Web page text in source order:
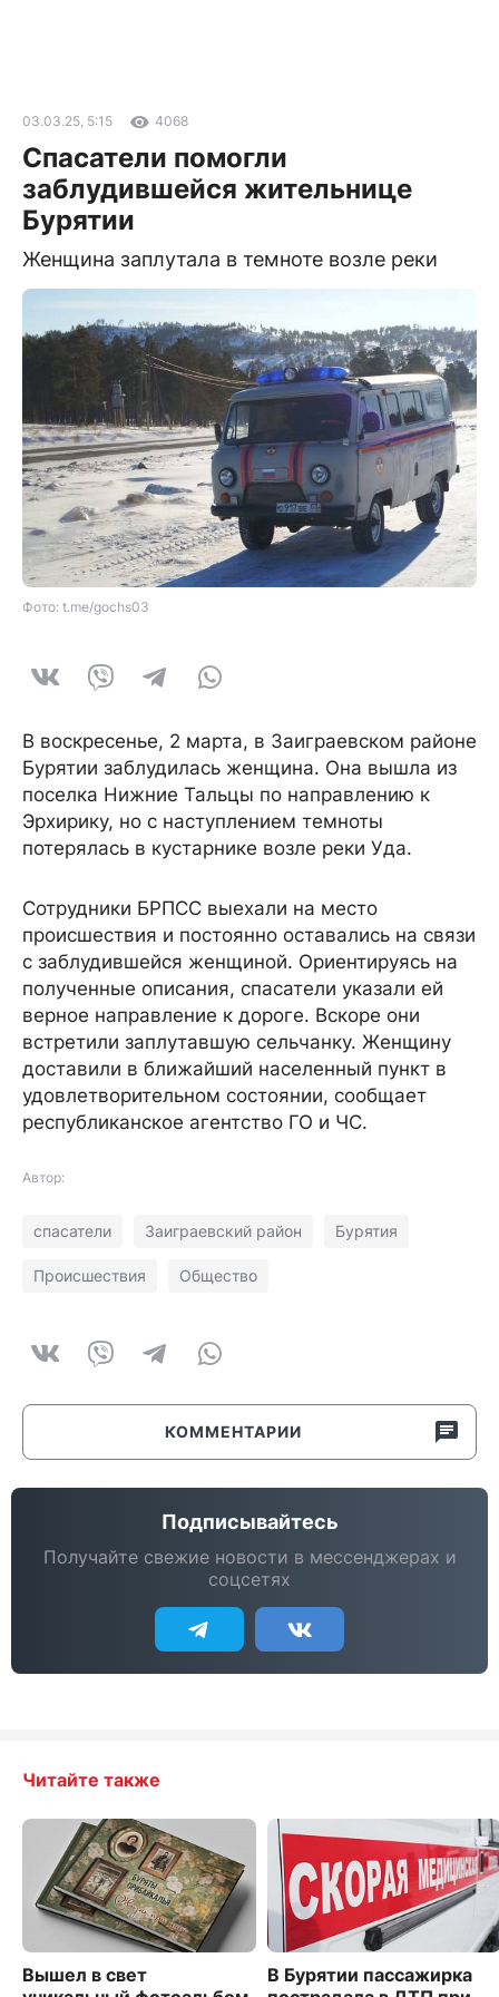
03.03.25, 5:15 4068
Спасатели помогли
заблудившейся жительнице
Бурятии
Женщина заплутала в темноте возле реки
Фото: t.me/gochs03
В воскресенье, 2 марта, в Заиграевском районе
Бурятии заблудилась женщина. Она вышла из
поселка Нижние Тальцы по направлению к
Эрхирику, но с наступлением темноты
потерялась в кустарнике возле реки Уда.
Сотрудники БРПСС выехали на место
происшествия и постоянно оставались на связи
с заблудившейся женщиной. Ориентируясь на
полученные описания, спасатели указали ей
верное направление к дороге. Вскоре они
встретили заплутавшую сельчанку. Женщину
доставили в ближайший населенный пункт в
удовлетворительном состоянии, сообщает
республиканское агентство ГО и ЧС.
Автор:
спасатели Заиграевский район Бурятия
Происшествия Общество
КОММЕНТАРИИ
Подписывайтесь
Получайте свежие новости в мессенджерах и
соцсетях
Читайте также
Вышел в свет
В Бурятии пассажирка